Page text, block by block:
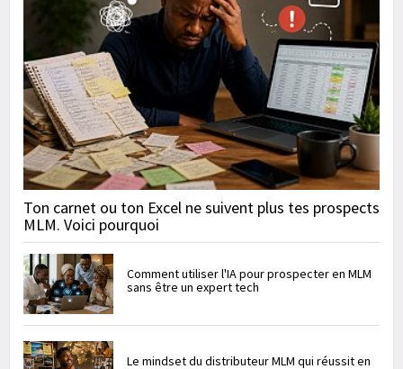
Ton carnet ou ton Excel ne suivent plus tes prospects
MLM. Voici pourquoi
Comment utiliser l'IA pour prospecter en MLM
sans être un expert tech
Le mindset du distributeur MLM qui réussit en